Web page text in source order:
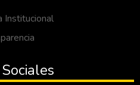
Institucional